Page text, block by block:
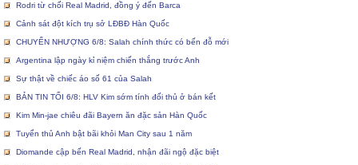
Rodri từ chối Real Madrid, đồng ý đến Barca
Cảnh sát đột kích trụ sở LĐBĐ Hàn Quốc
CHUYỂN NHƯỢNG 6/8: Salah chính thức có bến đỗ mới
Argentina lập ngày kỉ niệm chiến thắng trước Anh
Sự thật về chiếc áo số 61 của Salah
BẢN TIN TỐI 6/8: HLV Kim sớm tính đối thủ ở bán kết
Kim Min-jae chiêu đãi Bayern ăn đặc sản Hàn Quốc
Tuyển thủ Anh bật bãi khỏi Man City sau 1 năm
Diomande cập bến Real Madrid, nhận đãi ngộ đặc biệt